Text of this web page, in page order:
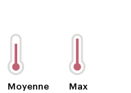
Moyenne
Max